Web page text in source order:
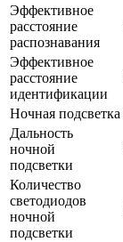
Эффективное
расстояние
распознавания
Эффективное
расстояние
идентификации
Ночная подсветка
Дальность
ночной
подсветки
Количество
светодиодов
ночной
подсветки